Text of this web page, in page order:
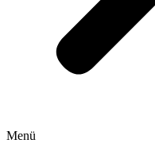
Menü